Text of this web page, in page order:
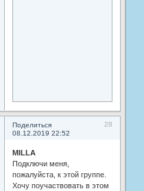
Поделиться
28
08.12.2019 22:52
MILLA
Подключи меня,
пожалуйста, к этой группе.
Хочу поучаствовать в этом